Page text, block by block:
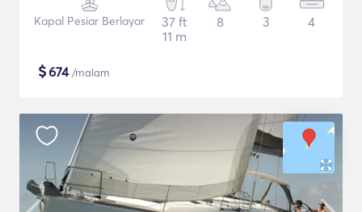
Kapal Pesiar Berlayar
37 ft
11 m
8 3 4
$674/malam